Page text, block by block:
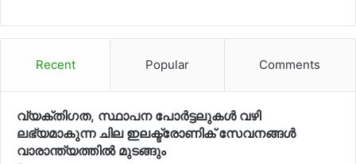
Recent Popular Comments
വ്യക്തിഗത, സ്ഥാപന പോര്‍ട്ടലുകള്‍ വഴി
ലഭ്യമാകുന്ന ചില ഇലക്ട്രോണിക് സേവനങ്ങള്‍
വാരാന്ത്യത്തില്‍ മുടങ്ങും